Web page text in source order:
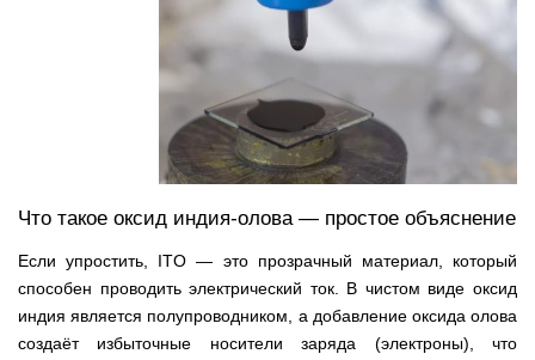
Что такое оксид индия-олова — простое объяснение
Если упростить, ITO — это прозрачный материал, который
способен проводить электрический ток. В чистом виде оксид
индия является полупроводником, а добавление оксида олова
создаёт избыточные носители заряда (электроны), что